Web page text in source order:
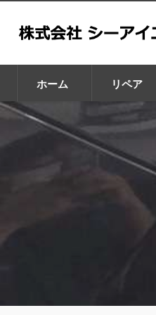
ホーム リペア